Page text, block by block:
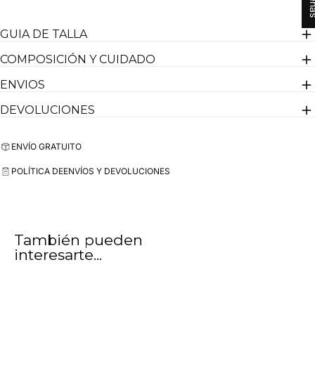
GUIA DE TALLA
COMPOSICIÓN Y CUIDADO
ENVIOS
DEVOLUCIONES
ENVÍO GRATUITO
POLÍTICA DEENVÍOS Y DEVOLUCIONES
También pueden
interesarte...